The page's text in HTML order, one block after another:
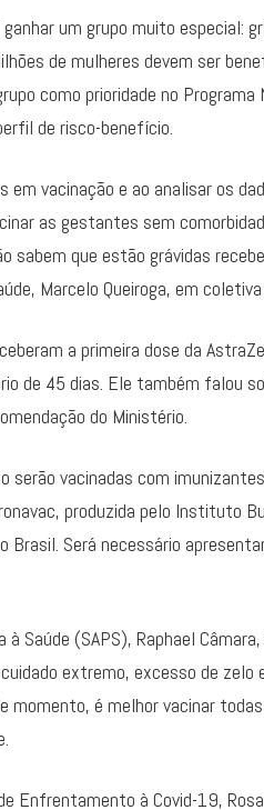
um grupo muito especial:
de mulheres devem ser
como prioridade no
de risco-benefício.
vacinação e ao analisar os
as gestantes sem
sabem que estão grávidas
Marcelo Queiroga, em
a primeira dose da
de 45 dias. Ele também falou
do Ministério.
vacinadas com
produzida pelo Instituto
Será necessário
Saúde (SAPS), Raphael
extremo, excesso de
é melhor vacinar
Enfrentamento à Covid-19,